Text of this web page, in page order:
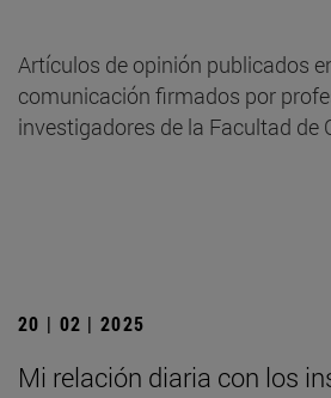
Artículos de opinión publicados
comunicación firmados por
investigadores de la Facultad de
20 | 02 | 2025
Mi relación diaria con los